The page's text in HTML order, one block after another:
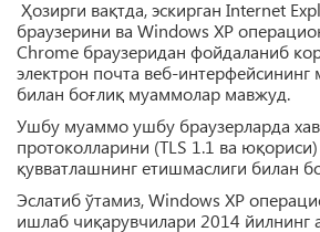
Ҳозирги вақтда, эскирган Internet
браузерини ва Windows XP
Chrome браузеридан фойдаланиб
электрон почта веб-интерфейсининг
билан боғлиқ муаммолар мавжуд.
Ушбу муаммо ушбу браузерларда
протоколларини (TLS 1.1 ва
қувватлашнинг етишмаслиги билан
Эслатиб ўтамиз, Windows XP
ишлаб чиқарувчилари 2014 йилнинг